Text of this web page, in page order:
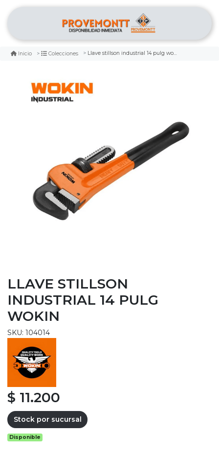
Inicio Colecciones Llave stillson industrial 14 pulg wokin
LLAVE STILLSON
INDUSTRIAL 14 PULG
WOKIN
SKU: 104014
$ 11.200
Stock por sucursal
Disponible